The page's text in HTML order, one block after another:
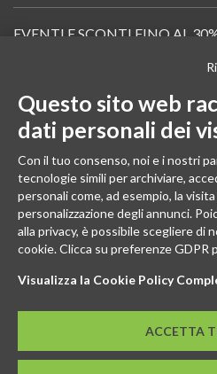
EVENTI E SCONTI FINO AL
Scopri in anteprima i nuovi prodotti, le
Iscrivi alla Newsletter
SEGUICI
Questo sito web
dati personali dei
Con il tuo consenso, noi e i nostri
tecnologie simili per archiviare,
personali come, ad esempio, la
personalizzazione degli annunci.
alla privacy, è possibile scegliere di
cookie. Clicca su preferenze GDPR
Visualizza la Cookie Policy
ACCETTA